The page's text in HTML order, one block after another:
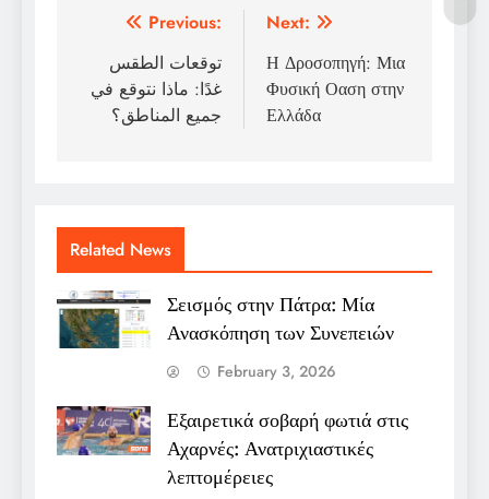
Post
navigation
Previous:
توقعات الطقس
غدًا: ماذا نتوقع في
جميع المناطق؟
Next:
Η Δροσοπηγή: Μια
Φυσική Οαση στην
Ελλάδα
Related News
Σεισμός στην Πάτρα: Μία
Ανασκόπηση των Συνεπειών
February 3, 2026
Εξαιρετικά σοβαρή φωτιά στις
Αχαρνές: Ανατριχιαστικές
λεπτομέρειες